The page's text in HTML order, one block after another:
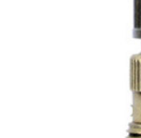
Mécanique rapide